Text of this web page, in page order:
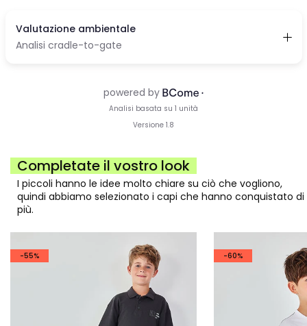
Completate il vostro look
I piccoli hanno le idee molto chiare su ciò che vogliono,
quindi abbiamo selezionato i capi che hanno conquistato di
più.
-55% -60%